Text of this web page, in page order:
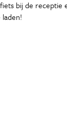
bij de